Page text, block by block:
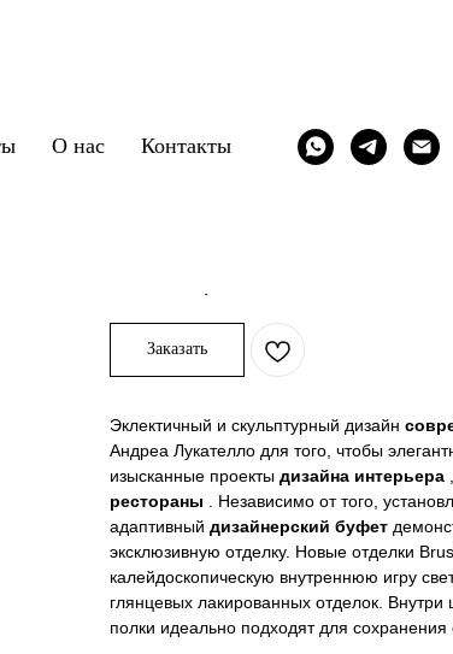
О нас Контакты
Комод Kayak
Заказать
Эклектичный и скульптурный дизайн
Андреа Лукателло для того, чтобы
изысканные проекты дизайна интерьера
рестораны . Независимо от того,
адаптивный дизайнерский буфет
эксклюзивную отделку. Новые отделки
калейдоскопическую внутреннюю игру
глянцевых лакированных отделок.
полки идеально подходят для